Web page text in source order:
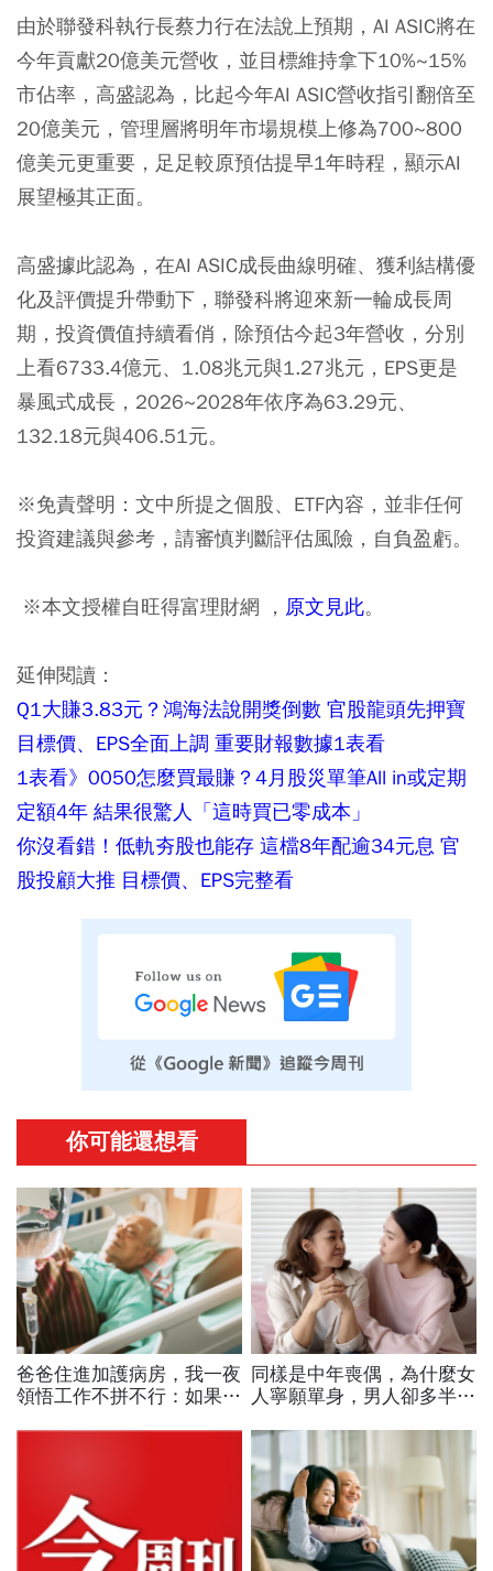
由於聯發科執行長蔡力行在法說上預期，AI ASIC將在
今年貢獻20億美元營收，並目標維持拿下10%~15%
市佔率，高盛認為，比起今年AI ASIC營收指引翻倍至
20億美元，管理層將明年市場規模上修為700~800
億美元更重要，足足較原預估提早1年時程，顯示AI
展望極其正面。
高盛據此認為，在AI ASIC成長曲線明確、獲利結構優
化及評價提升帶動下，聯發科將迎來新一輪成長周
期，投資價值持續看俏，除預估今起3年營收，分別
上看6733.4億元、1.08兆元與1.27兆元，EPS更是
暴風式成長，2026~2028年依序為63.29元、
132.18元與406.51元。
※免責聲明：文中所提之個股、ETF內容，並非任何
投資建議與參考，請審慎判斷評估風險，自負盈虧。
※本文授權自旺得富理財網 ， 原文見此。
延伸閱讀：
Q1大賺3.83元？鴻海法說開獎倒數 官股龍頭先押寶
目標價、EPS全面上調 重要財報數據1表看
1表看》0050怎麼買最賺？4月股災單筆All in或定期
定額4年 結果很驚人「這時買已零成本」
你沒看錯！低軌夯股也能存 這檔8年配逾34元息 官
股投顧大推 目標價、EPS完整看